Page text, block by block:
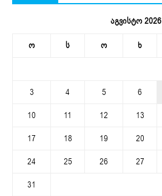
აგვისტო 2026
ო ს ო ხ
3
4 5 6
10
11 12 13
17
18 19 20
24
25 26 27
31